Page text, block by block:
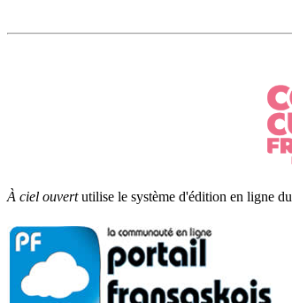
À ciel ouvertutilise le système d'édition en ligne du